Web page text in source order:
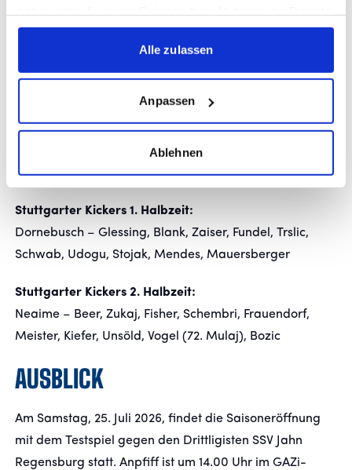
gesammelt haben.
Alle zulassen
Anpassen
Ablehnen
gesagt: Es gibt keinen Grund, unzufrieden zu sein. Wir
haben alle ein richtig gutes Trainingslager absolviert,
inhaltlich viel mitgenommen und insgesamt sehr intensiv
AUFSTELLUNG
Stuttgarter Kickers 1. Halbzeit:
Dornebusch – Glessing, Blank, Zaiser, Fundel, Trslic,
Schwab, Udogu, Stojak, Mendes, Mauersberger
Stuttgarter Kickers 2. Halbzeit:
Neaime – Beer, Zukaj, Fisher, Schembri, Frauendorf,
Meister, Kiefer, Unsöld, Vogel (72. Mulaj), Bozic
AUSBLICK
Am Samstag, 25. Juli 2026, findet die Saisoneröffnung
mit dem Testspiel gegen den Drittligisten SSV Jahn
Regensburg statt. Anpfiff ist um 14.00 Uhr im GAZi-